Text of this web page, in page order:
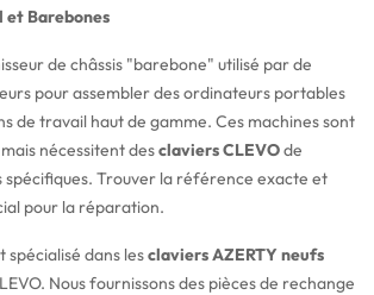
et Barebones
de châssis "barebone" utilisé par de
pour assembler des ordinateurs portables
de travail haut de gamme. Ces machines sont
nécessitent desclaviers CLEVOde
Trouver la référence exacte et
pour la réparation.
spécialisé dans lesclaviers AZERTY neufs
Nous fournissons des pièces de rechange